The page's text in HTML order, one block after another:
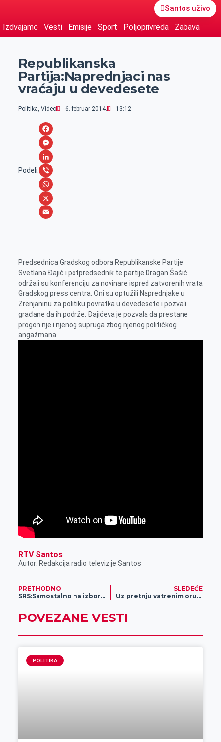
Santos uživo
Izdvajamo Vesti Emisije Sport Poljoprivreda Zabava
Republikanska
Partija:Naprednjaci nas
vraćaju u devedesete
Politika, Video 6. februar 2014. 13:12
Podeli:
F
a
c
e
b
o
M
e
s
s
e
r
L
i
n
k
n
V
i
b
W
h
A
p
p
X
i
l
Predsednica Gradskog odbora Republikanske Partije
Svetlana Đajić i potpredsednik te partije Dragan Šašić
održali su konferenciju za novinare ispred zatvorenih vrata
Gradskog press centra. Oni su optužili Naprednjake u
Zrenjaninu za politiku povratka u devedesete i pozvali
građane da ih podrže. Đajićeva je pozvala da prestane
progon nje i njenog supruga zbog njenog političkog
angažmana.
RTV Santos
Autor: Redakcija radio televizije Santos
PRETHODNO
SRS:Samostalno na izborima
SLEDEĆE
Uz pretnju vatrenim oružjem pljačkali
POVEZANE VESTI
POLITIKA